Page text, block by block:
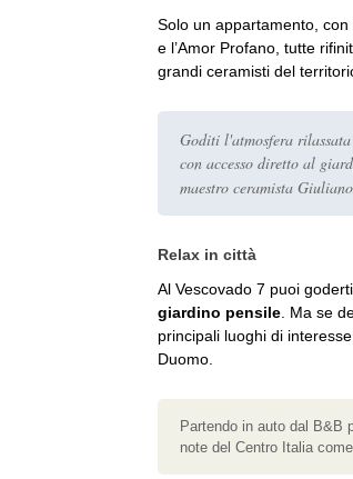
Solo un appartamento, con
e l’Amor Profano , tutte
grandi ceramisti del
Goditi l'atmosfera
con accesso diretto al
maestro ceramista
Relax in città
Al Vescovado 7 puoi
giardino pensile . Ma se
principali luoghi di
Duomo.
Partendo in auto dal B&B
note del Centro Italia come